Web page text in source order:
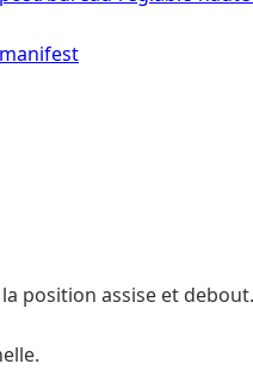
position assise et debout.